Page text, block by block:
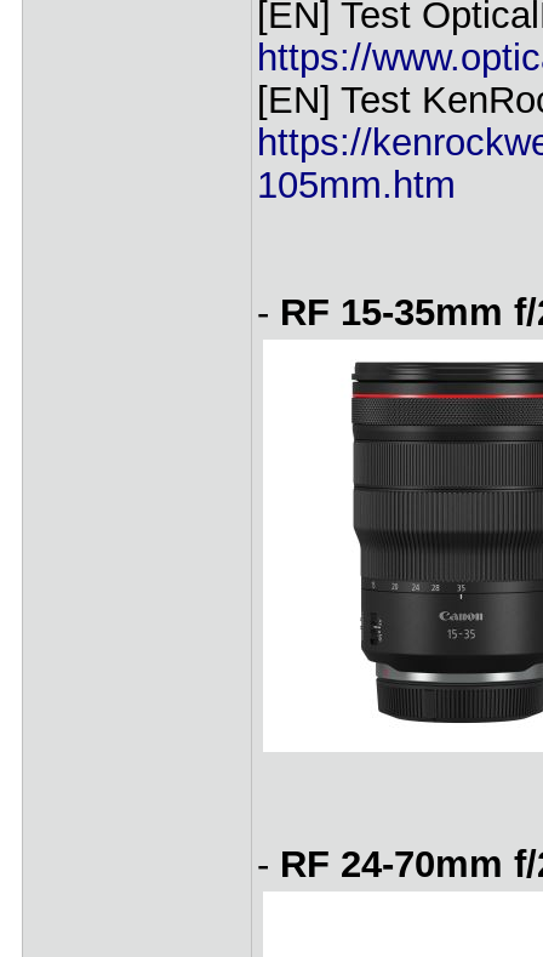
[EN] Test
https://
[EN] Test
https://
105mm.htm
- RF 15-35mm
- RF 24-70mm